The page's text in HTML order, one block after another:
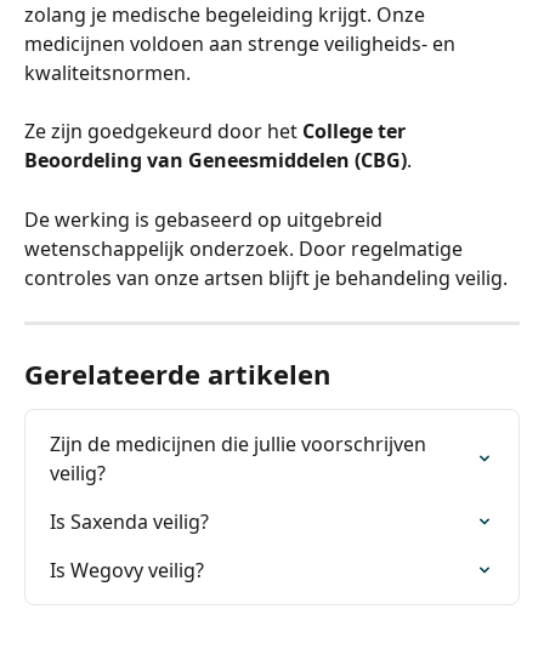
zolang je medische begeleiding krijgt. Onze
medicijnen voldoen aan strenge veiligheids- en
kwaliteitsnormen.
Ze zijn goedgekeurd door het College ter
Beoordeling van Geneesmiddelen (CBG).
De werking is gebaseerd op uitgebreid
wetenschappelijk onderzoek. Door regelmatige
controles van onze artsen blijft je behandeling veilig.
Gerelateerde artikelen
Zijn de medicijnen die jullie voorschrijven
veilig?
Is Saxenda veilig?
Is Wegovy veilig?